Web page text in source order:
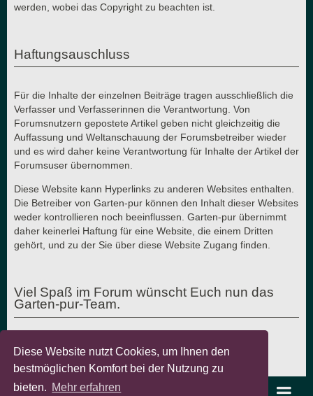
Diese Website nutzt Cookies, um Ihnen den
bestmöglichen Komfort bei der Nutzung zu
bieten. Mehr erfahren
werden, wobei das Copyright zu beachten ist.
Haftungsauschluss
Für die Inhalte der einzelnen Beiträge tragen ausschließlich die
Verfasser und Verfasserinnen die Verantwortung. Von
Forumsnutzern gepostete Artikel geben nicht gleichzeitig die
Auffassung und Weltanschauung der Forumsbetreiber wieder
und es wird daher keine Verantwortung für Inhalte der Artikel der
Forumsuser übernommen.
Diese Website kann Hyperlinks zu anderen Websites enthalten.
Die Betreiber von Garten-pur können den Inhalt dieser Websites
weder kontrollieren noch beeinflussen. Garten-pur übernimmt
daher keinerlei Haftung für eine Website, die einem Dritten
gehört, und zu der Sie über diese Website Zugang finden.
Viel Spaß im Forum wünscht Euch nun das
Garten-pur-Team.
Letzte Aktualisierung: 7.8.2018 - © Garten-pur GbR